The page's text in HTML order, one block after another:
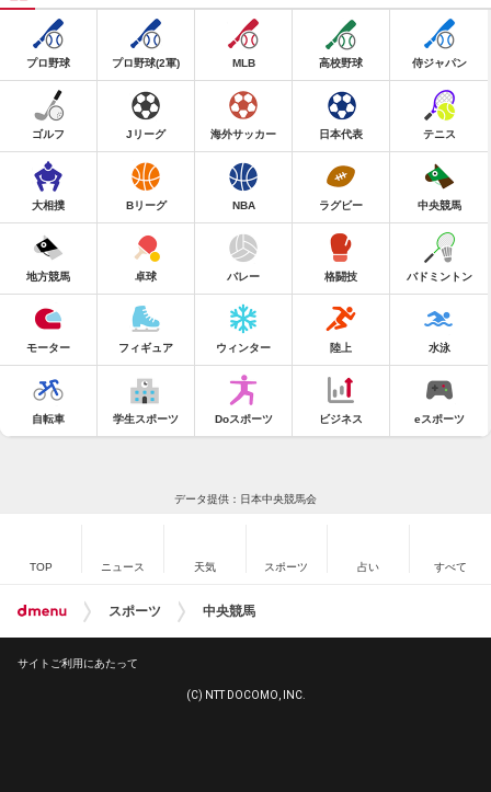
プロ野球 プロ野球(2軍) MLB 高校野球 侍ジャパン
ゴルフ Jリーグ 海外サッカー 日本代表 テニス
大相撲 Bリーグ NBA ラグビー 中央競馬
地方競馬 卓球 バレー 格闘技 バドミントン
モーター フィギュア ウィンター 陸上 水泳
自転車 学生スポーツ Doスポーツ ビジネス eスポーツ
データ提供：日本中央競馬会
TOP ニュース 天気 スポーツ 占い すべて
スポーツ 中央競馬
サイトご利用にあたって
(C) NTT DOCOMO, INC.